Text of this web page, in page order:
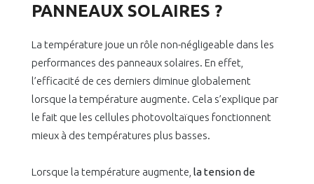
PANNEAUX SOLAIRES ?
La température joue un rôle non-négligeable dans les
performances des panneaux solaires. En effet,
l’efficacité de ces derniers diminue globalement
lorsque la température augmente. Cela s’explique par
le fait que les cellules photovoltaïques fonctionnent
mieux à des températures plus basses.
Lorsque la température augmente, la tension de